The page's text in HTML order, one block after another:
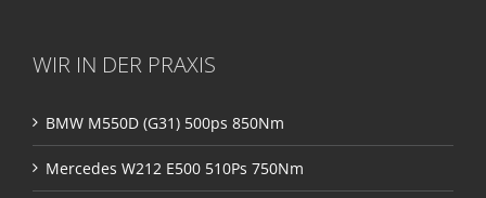
WIR IN DER PRAXIS
BMW M550D (G31) 500ps 850Nm
Mercedes W212 E500 510Ps 750Nm